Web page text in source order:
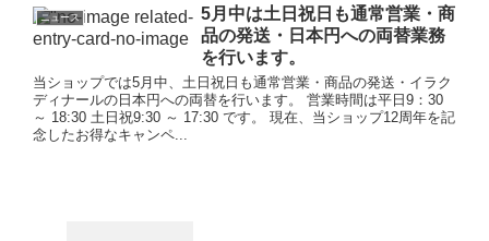
ニュース
5月中は土日祝日も通常営業・商
品の発送・日本円への両替業務
を行います。
当ショップでは5月中、土日祝日も通常営業・商品の発送・イラク
ディナールの日本円への両替を行います。 営業時間は平日9：30
～ 18:30 土日祝9:30 ～ 17:30 です。 現在、当ショップ12周年を記
念したお得なキャンペ...